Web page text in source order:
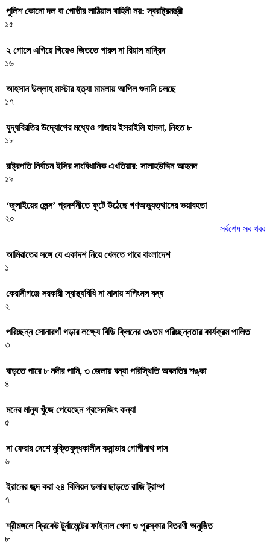
পুলিশ কোনো দল বা গোষ্ঠীর লাঠিয়াল বাহিনী নয়: স্বরাষ্ট্রমন্ত্রী
১৫
২ গোলে এগিয়ে গিয়েও জিততে পারল না রিয়াল মাদ্রিদ
১৬
আহসান উল্লাহ মাস্টার হত্যা মামলায় আপিল শুনানি চলছে
১৭
যুদ্ধবিরতির উদ্যোগের মধ্যেও গাজায় ইসরাইলি হামলা, নিহত ৮
১৮
রাষ্ট্রপতি নির্বাচন ইসির সাংবিধানিক এখতিয়ার: সালাহউদ্দিন আহমদ
১৯
‘জুলাইয়ের লেন্স’ প্রদর্শনীতে ফুটে উঠেছে গণঅভ্যুত্থানের ভয়াবহতা
২০
সর্বশেষ সব খবর
আমিরাতের সঙ্গে যে একাদশ নিয়ে খেলতে পারে বাংলাদেশ
১
কেরানীগঞ্জে সরকারী স্বাস্থ্যবিধি না মানায় শপিংমল বন্ধ
২
পরিচ্ছন্ন সোনারগাঁ গড়ার লক্ষ্যে বিডি ক্লিনের ৩৯তম পরিচ্ছন্নতার কার্যক্রম পালিত
৩
বাড়তে পারে ৮ নদীর পানি, ৩ জেলায় বন্যা পরিস্থিতি অবনতির শঙ্কা
৪
মনের মানুষ খুঁজে পেয়েছেন প্রসেনজিৎ কন্যা
৫
না ফেরার দেশে মুক্তিযুদ্ধকালীন কমান্ডার গোপীনাথ দাস
৬
ইরানের জব্দ করা ২৪ বিলিয়ন ডলার ছাড়তে রাজি ট্রাম্প
৭
শ্রীমঙ্গলে ক্রিকেট টুর্নামেন্টের ফাইনাল খেলা ও পুরস্কার বিতরণী অনুষ্ঠিত
৮